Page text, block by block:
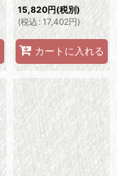
15,820円(税別)
(税込 : 17,402円)
カートに入れる